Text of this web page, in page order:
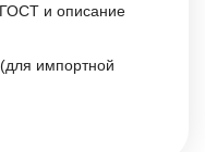
и описание
импортной